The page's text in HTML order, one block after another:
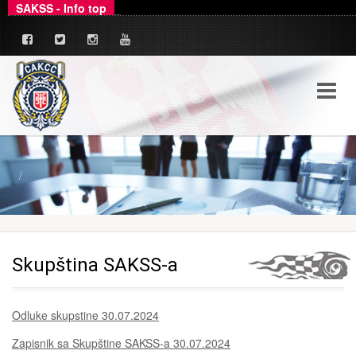
SAKSS - Info top
Skupština SAKSS-a
Odluke skupstine 30.07.2024
Zapisnik sa Skupštine SAKSS-a 30.07.2024